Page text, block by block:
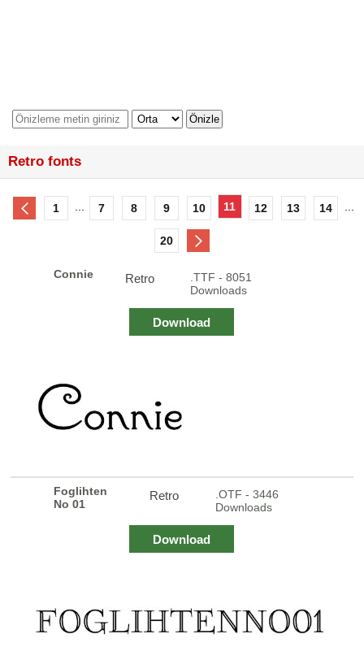
Retro fonts
1 7 8 9 10 11 12 13 14
20
Connie Retro
.TTF - 8051
Downloads
Download
Foglihten
No 01
Retro
.OTF - 3446
Downloads
Download